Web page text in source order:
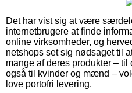
Det har vist sig at være
internetbrugere at finde
online virksomheder, og
netshops set sig nødsaget til
mange af deres produkter –
også til kvinder og mænd –
love portofri levering.